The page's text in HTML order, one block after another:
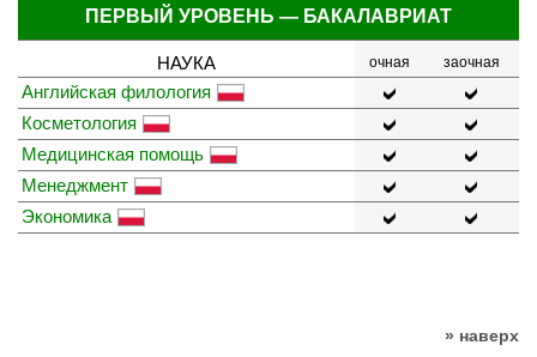
ПЕРВЫЙ УРОВЕНЬ — БАКАЛАВРИАТ
НАУКА очная заочная
Английская филология
Косметология
Медицинская помощь
Менеджмент
Экономика
» наверх